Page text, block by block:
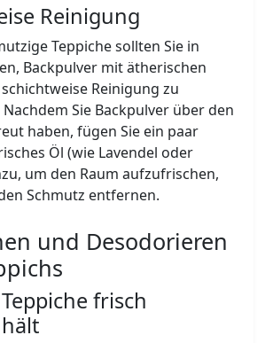
Reinigung
Teppiche sollten Sie in
Backpulver mit ätherischen
Reinigung zu
Sie Backpulver über den
haben, fügen Sie ein paar
Öl (wie Lavendel oder
um den Raum aufzufrischen,
Schmutz entfernen.
und Desodorieren
frisch